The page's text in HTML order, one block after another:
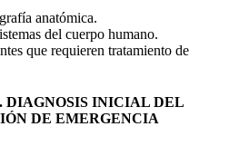
anatómica.
del cuerpo humano.
que requieren tratamiento de
INICIAL DEL
DE EMERGENCIA